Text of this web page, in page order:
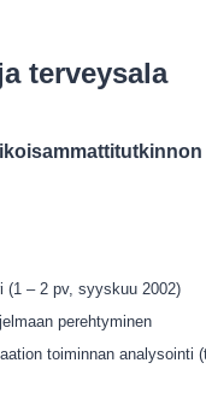
terveysala
(1 – 2 pv, syyskuu 2002)
perehtyminen
toiminnan